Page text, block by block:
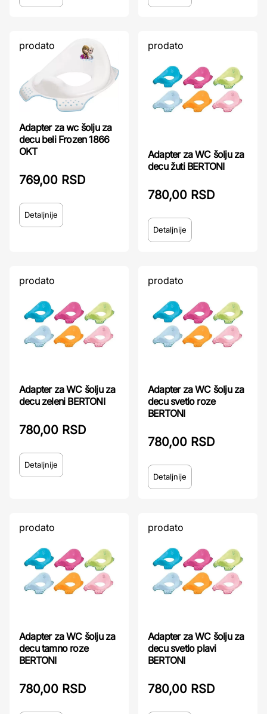
prodato
Adapter za wc šolju za
decu beli Frozen 1866
OKT
769,00 RSD
Detaljnije
prodato
Adapter za WC šolju za
decu žuti BERTONI
780,00 RSD
Detaljnije
prodato
Adapter za WC šolju za
decu zeleni BERTONI
780,00 RSD
Detaljnije
prodato
Adapter za WC šolju za
decu svetlo roze
BERTONI
780,00 RSD
Detaljnije
prodato
Adapter za WC šolju za
decu tamno roze
BERTONI
780,00 RSD
prodato
Adapter za WC šolju za
decu svetlo plavi
BERTONI
780,00 RSD